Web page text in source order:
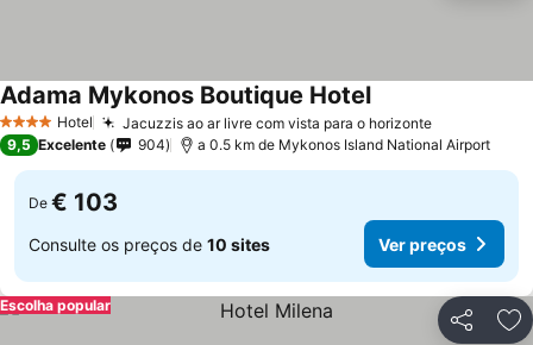
4 EstrelasHotel Jacuzzis ao ar livre com vista para o horizonte
Adama Mykonos Boutique Hotel
9,5 Excelente 904 a 0.5 km de Mykonos Island National Airport
De € 103
Consulte os preços de 10 sites Ver preços
Partilhar
Escolha popular